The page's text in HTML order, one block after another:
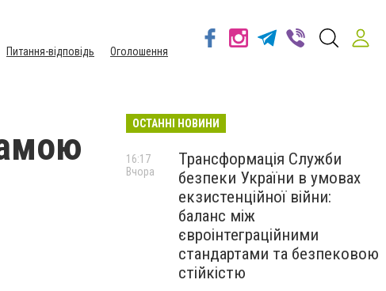
Питання-відповідь Оголошення
ОСТАННІ НОВИНИ
Трансформація Служби
безпеки України в умовах
екзистенційної війни:
баланс між
євроінтеграційними
стандартами та безпековою
стійкістю
16:17
Вчора